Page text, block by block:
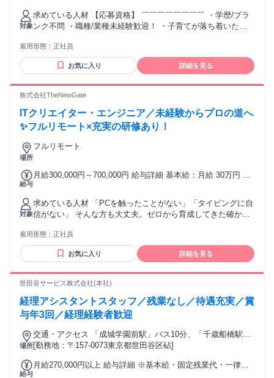
あり 1ヶ月あたり4万8397円 〜 4万8397円（固定残業時間：1
ヶ月あたり27時間） 固定残業時間を超えた勤務時間について
は別途残業代を支給する 【一律手当】 全員に一律で支払われ
る通勤・皆勤・家族手当金額：あり 全員に一律で支払われる
収：316,924円（278,122円【基本給229,725円＋固定残業27時
間分】＋超過残業22時間分）～ ※固定残業(27時間)を超える
残業代は、別途1分単位で支払い
対象
求めている人材 【応募資格】 ￣￣￣￣￣￣￣￣ ・学歴/ブラ
ンク不問 ・職種/業種未経験歓迎！ ・子育てが落ち着いた、
ークライフバランスが充実】 《こんな方に向いています！》
✥─────────────────✥ ・満員電車通勤を避けたい方
・朝が早くても夕方早く家に帰りたい方 ・趣味や病院、遊び
意な方 ・料理や食べることがお好きな方 ・安定企業で腰を据
雇用形態： 正社員
お気に入り 詳細を見る
株式会社TheNewGate
ITクリエイター・エンジニア／未経験からプロの道へ
✨フルリモート×充実の研修あり！
場所
フルリモート
給与
月給300,000円～700,000円 給与詳細 基本給：月給 30万円 〜
れる通勤・皆勤・家族手当金額：なし 全員に一律で支払われ
るその他手当金額：なし ＜月給＞ 30万円～70万円 ◎上記は
固定残業手当3万6801円（24時間／月）を含む。 超過した場
合は別途支給いたします。 ※上記は研修後の本採用時の月給
いたします。 ✨賞与あり（業績賞与、インセンティブ賞与）
✨昇給あり（評価制度・回数は配属部署による）
対象
求めている人材 「PCを触ったことがない」「タイピングに自
信がない」 そんな方も大丈夫。ゼロから育成してきた確かな
卒・フリーター歓迎！ ⭐失敗を恐れず、向上心を持って取り
組める方！ ＜こんな方におすすめ＞ ✨ITの世界で自分を変え
て、明るい未来を掴みたい方 ✨毎日をワクワクしながら、専
ルに活躍したい方 ✨地域社会をITの力で盛り上げたい、貢献
たいことがまだ見つからない方も、ここから一緒にスタート
しましょう！
雇用形態： 正社員
お気に入り 詳細を見る
世田谷サービス株式会社(本社)
経理アシスタントスタッフ／残業なし／待遇充実／賞
与年3回／経理経験者歓迎
場所
交通・アクセス 「成城学園前駅」バス10分、「千歳船橋駅」
バス4分
[勤務地：〒157-0073東京都世田谷区砧]
給与
月給270,000円以上 給与詳細 ※基本給・固定残業代・一律手